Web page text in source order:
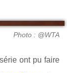
Photo : @WTA
ont pu faire